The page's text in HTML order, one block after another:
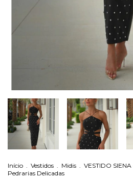
Início Vestidos Midis
VESTIDO
Pedrarias Delicadas